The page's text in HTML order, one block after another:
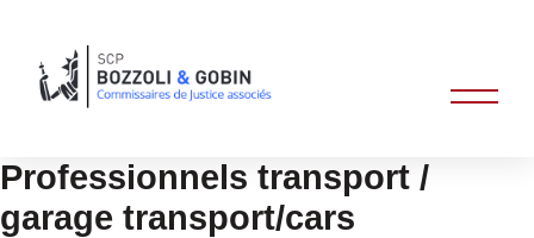
Professionnels transport /
garage transport/cars